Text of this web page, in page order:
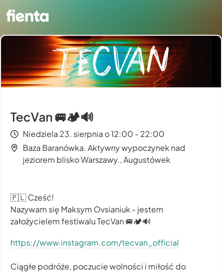
TecVan 🚐🏕️🔊
Niedziela 23. sierpnia o 12:00 - 22:00
Baza Baranówka. Aktywny wypoczynek nad
jeziorem blisko Warszawy., Augustówek
🇵🇱 Cześć!
Nazywam się Maksym Ovsianiuk - jestem
założycielem festiwalu TecVan 🚐🏕️🔊
https://www.instagram.com/tecvan_official
Ciągłe podróże, poczucie wolności i miłość do